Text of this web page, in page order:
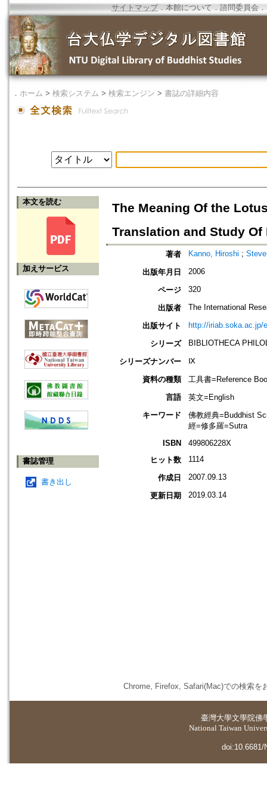
サイトマップ．本館について ． 諮問委員会 ．
． ホーム > 検索システム > 検索エンジン > 書誌の詳細内容
本文を読む
加えサービス
書誌管理
書き出し
The Meaning Of the
Translation and Study
著者 Kanno, Hiroshi ;
出版年月日 2006
ページ 320
出版者 The International
出版サイト http://iriab.soka.ac.jp/
シリーズ BIBLIOTHECA
シリーズナンバー Ⅸ
資料の種類
工具書=Reference
言語
英文=English
キーワード
佛教經典=Buddhist
經=修多羅=Sutra
ISBN
499806228X
ヒット数
1114
作成日 2007.09.13
更新日期 2019.03.14
Chrome, Firefox, Safari(Mac)での検索を
臺灣大學文學院佛
National Taiwan
doi:10.6681/